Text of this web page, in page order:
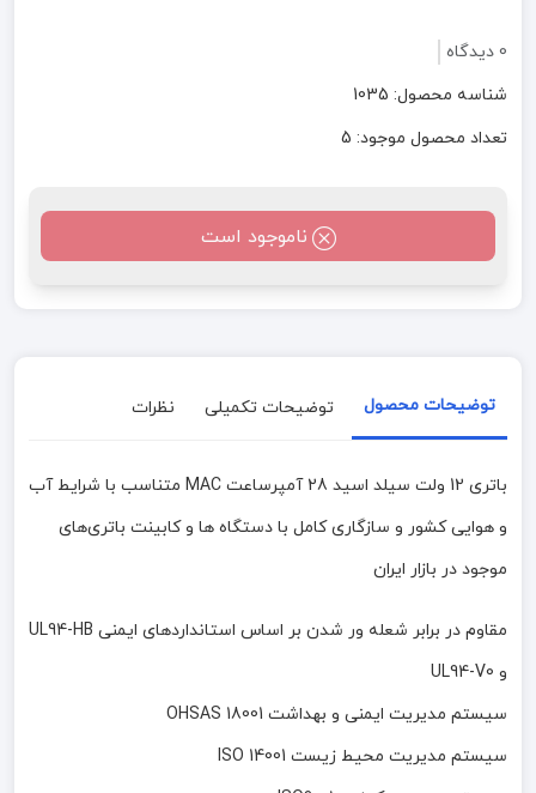
0 دیدگاه
شناسه محصول: 1035
تعداد محصول موجود: 5
ناموجود است
توضیحات محصول توضیحات تکمیلی نظرات
باتری 12 ولت سیلد اسید 28 آمپرساعت MAC متناسب با شرایط آب
و هوایی کشور و سازگاری کامل با دستگاه ها و کابینت باتری‌های
موجود در بازار ایران
مقاوم در برابر شعله ور شدن بر اساس استانداردهای ایمنی UL94-HB
و UL94-V0
سیستم مدیریت ایمنی و بهداشت OHSAS 18001
سیستم مدیریت محیط زیست ISO 14001